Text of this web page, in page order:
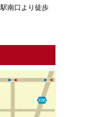
南口より徒歩